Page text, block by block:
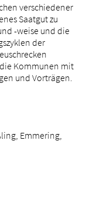
verschiedener
Saatgut zu
-weise und die
der
die Kommunen mit
und Vorträgen.
Emmering,